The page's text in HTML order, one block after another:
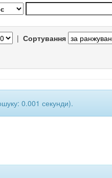
| Сортування
0.001 секунди).